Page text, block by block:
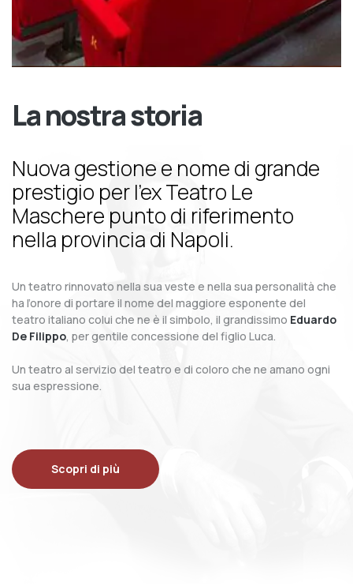
La nostra storia
Nuova gestione e nome di grande
prestigio per l’ex Teatro Le
Maschere punto di riferimento
nella provincia di Napoli.
Un teatro rinnovato nella sua veste e nella sua personalità che
ha l’onore di portare il nome del maggiore esponente del
teatro italiano colui che ne è il simbolo, il grandissimo Eduardo
De Filippo, per gentile concessione del figlio Luca.
Un teatro al servizio del teatro e di coloro che ne amano ogni
sua espressione.
Scopri di più